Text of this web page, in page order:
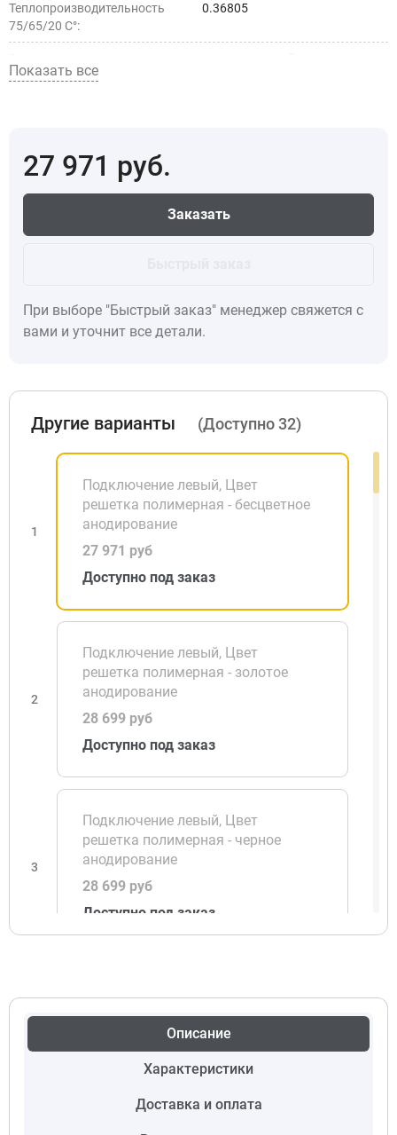
Теплопроизводительность
75/65/20 С°:
0.36805
Показать все
27 971 руб.
Заказать
При выборе "Быстрый заказ" менеджер свяжется с
вами и уточнит все детали.
Другие варианты (Доступно 32)
1
Подключение левый, Цвет
решетка полимерная - бесцветное
анодирование
27 971 руб
Доступно под заказ
2
Подключение левый, Цвет
решетка полимерная - золотое
анодирование
28 699 руб
Доступно под заказ
3
Подключение левый, Цвет
решетка полимерная - черное
анодирование
28 699 руб
Доступно под заказ
28 699 руб
Доступно под заказ
Описание
Характеристики
Доставка и оплата